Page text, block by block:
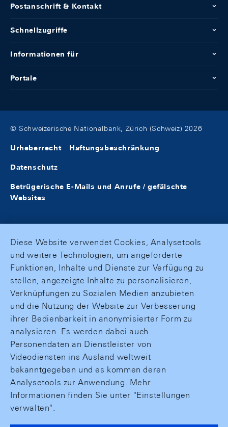
Postanschrift & Kontakt
Schnellzugriffe
Informationen für
Portale
© Schweizerische Nationalbank, Zürich (Schweiz) 2026
Urheberrecht Haftungsbeschränkung
Datenschutz
Betrügerische E-Mails und Anrufe / gefälschte
Websites
Diese Website verwendet Cookies, Analysetools
und weitere Technologien, um angeforderte
Funktionen, Inhalte und Dienste zur Verfügung zu
stellen, angezeigte Inhalte zu personalisieren,
Verknüpfungen zu Sozialen Medien anzubieten
und die Nutzung der Website zur Verbesserung
ihrer Bedienbarkeit in anonymisierter Form zu
analysieren. Es werden dabei auch
Personendaten an Dienstleister von
Videodiensten ins Ausland weltweit
bekanntgegeben und es kommen deren
Analysetools zur Anwendung. Mehr
Informationen finden Sie unter "Einstellungen
verwalten".